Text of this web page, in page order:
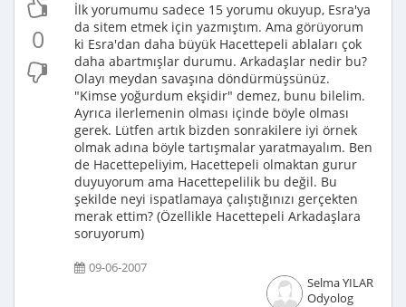
0
İlk yorumumu sadece 15 yorumu okuyup, Esra'ya
da sitem etmek için yazmıştım. Ama görüyorum
ki Esra'dan daha büyük Hacettepeli ablaları çok
daha abartmışlar durumu. Arkadaşlar nedir bu?
Olayı meydan savaşına döndürmüşsünüz.
"Kimse yoğurdum ekşidir" demez, bunu bilelim.
Ayrıca ilerlemenin olması içinde böyle olması
gerek. Lütfen artık bizden sonrakilere iyi örnek
olmak adına böyle tartışmalar yaratmayalım. Ben
de Hacettepeliyim, Hacettepeli olmaktan gurur
duyuyorum ama Hacettepelilik bu değil. Bu
şekilde neyi ispatlamaya çalıştığınızı gerçekten
merak ettim? (Özellikle Hacettepeli Arkadaşlara
soruyorum)
09-06-2007
Selma YILAR
Odyolog